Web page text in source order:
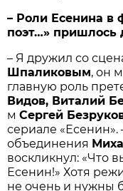
– Роли Есенина в
поэт…» пришлось
– Я дружил со
Шпаликовым, он
главную роль
Видов, Виталий
мСергей
сериале «Есенин».
объединения
воскликнул: «Что
Есенин!» Хотя
не очень и нужны